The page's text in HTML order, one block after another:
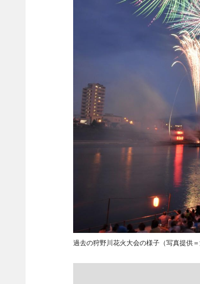
過去の狩野川花火大会の様子（写真提供＝